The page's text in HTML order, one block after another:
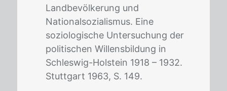
Landbevölkerung und
Nationalsozialismus. Eine
soziologische Untersuchung der
politischen Willensbildung in
Schleswig-Holstein 1918 – 1932.
Stuttgart 1963, S. 149.